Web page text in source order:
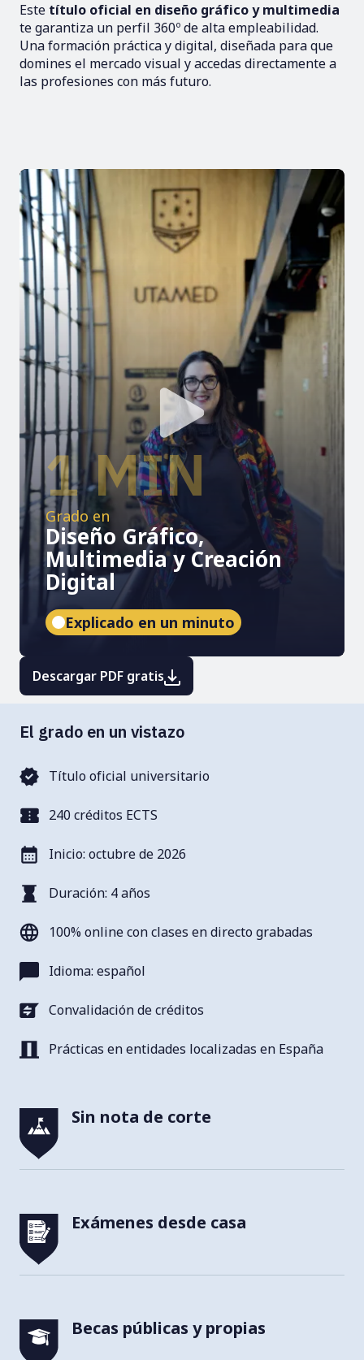
Este título oficial en diseño gráfico y multimedia
te garantiza un perfil 360º de alta empleabilidad.
Una formación práctica y digital, diseñada para que
domines el mercado visual y accedas directamente a
las profesiones con más futuro.
1 MIN
Grado en
Diseño Gráfico,
Multimedia y Creación
Digital
Explicado en un minuto
Descargar PDF gratis
El grado en un vistazo
Título oficial universitario
240 créditos ECTS
Inicio: octubre de 2026
Duración: 4 años
100% online con clases en directo grabadas
Idioma: español
Convalidación de créditos
Prácticas en entidades localizadas en España
Sin nota de corte
Exámenes desde casa
Becas públicas y propias